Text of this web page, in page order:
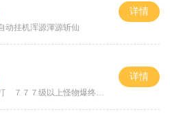
动挂机浑源渾源斩仙
详情
７７７级以上怪物爆终极
详情